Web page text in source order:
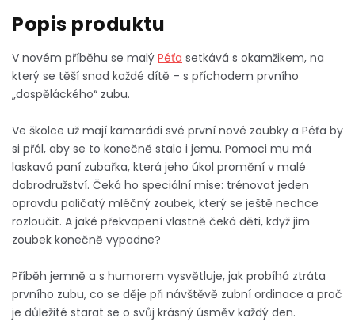
V novém příběhu se malý Péťa setkává s okamžikem, na
který se těší snad každé dítě – s příchodem prvního
„dospěláckého“ zubu.
Ve školce už mají kamarádi své první nové zoubky a Péťa by
si přál, aby se to konečně stalo i jemu. Pomoci mu má
laskavá paní zubařka, která jeho úkol promění v malé
dobrodružství. Čeká ho speciální mise: trénovat jeden
opravdu paličatý mléčný zoubek, který se ještě nechce
rozloučit. A jaké překvapení vlastně čeká děti, když jim
zoubek konečně vypadne?
Příběh jemně a s humorem vysvětluje, jak probíhá ztráta
prvního zubu, co se děje při návštěvě zubní ordinace a proč
je důležité starat se o svůj krásný úsměv každý den.